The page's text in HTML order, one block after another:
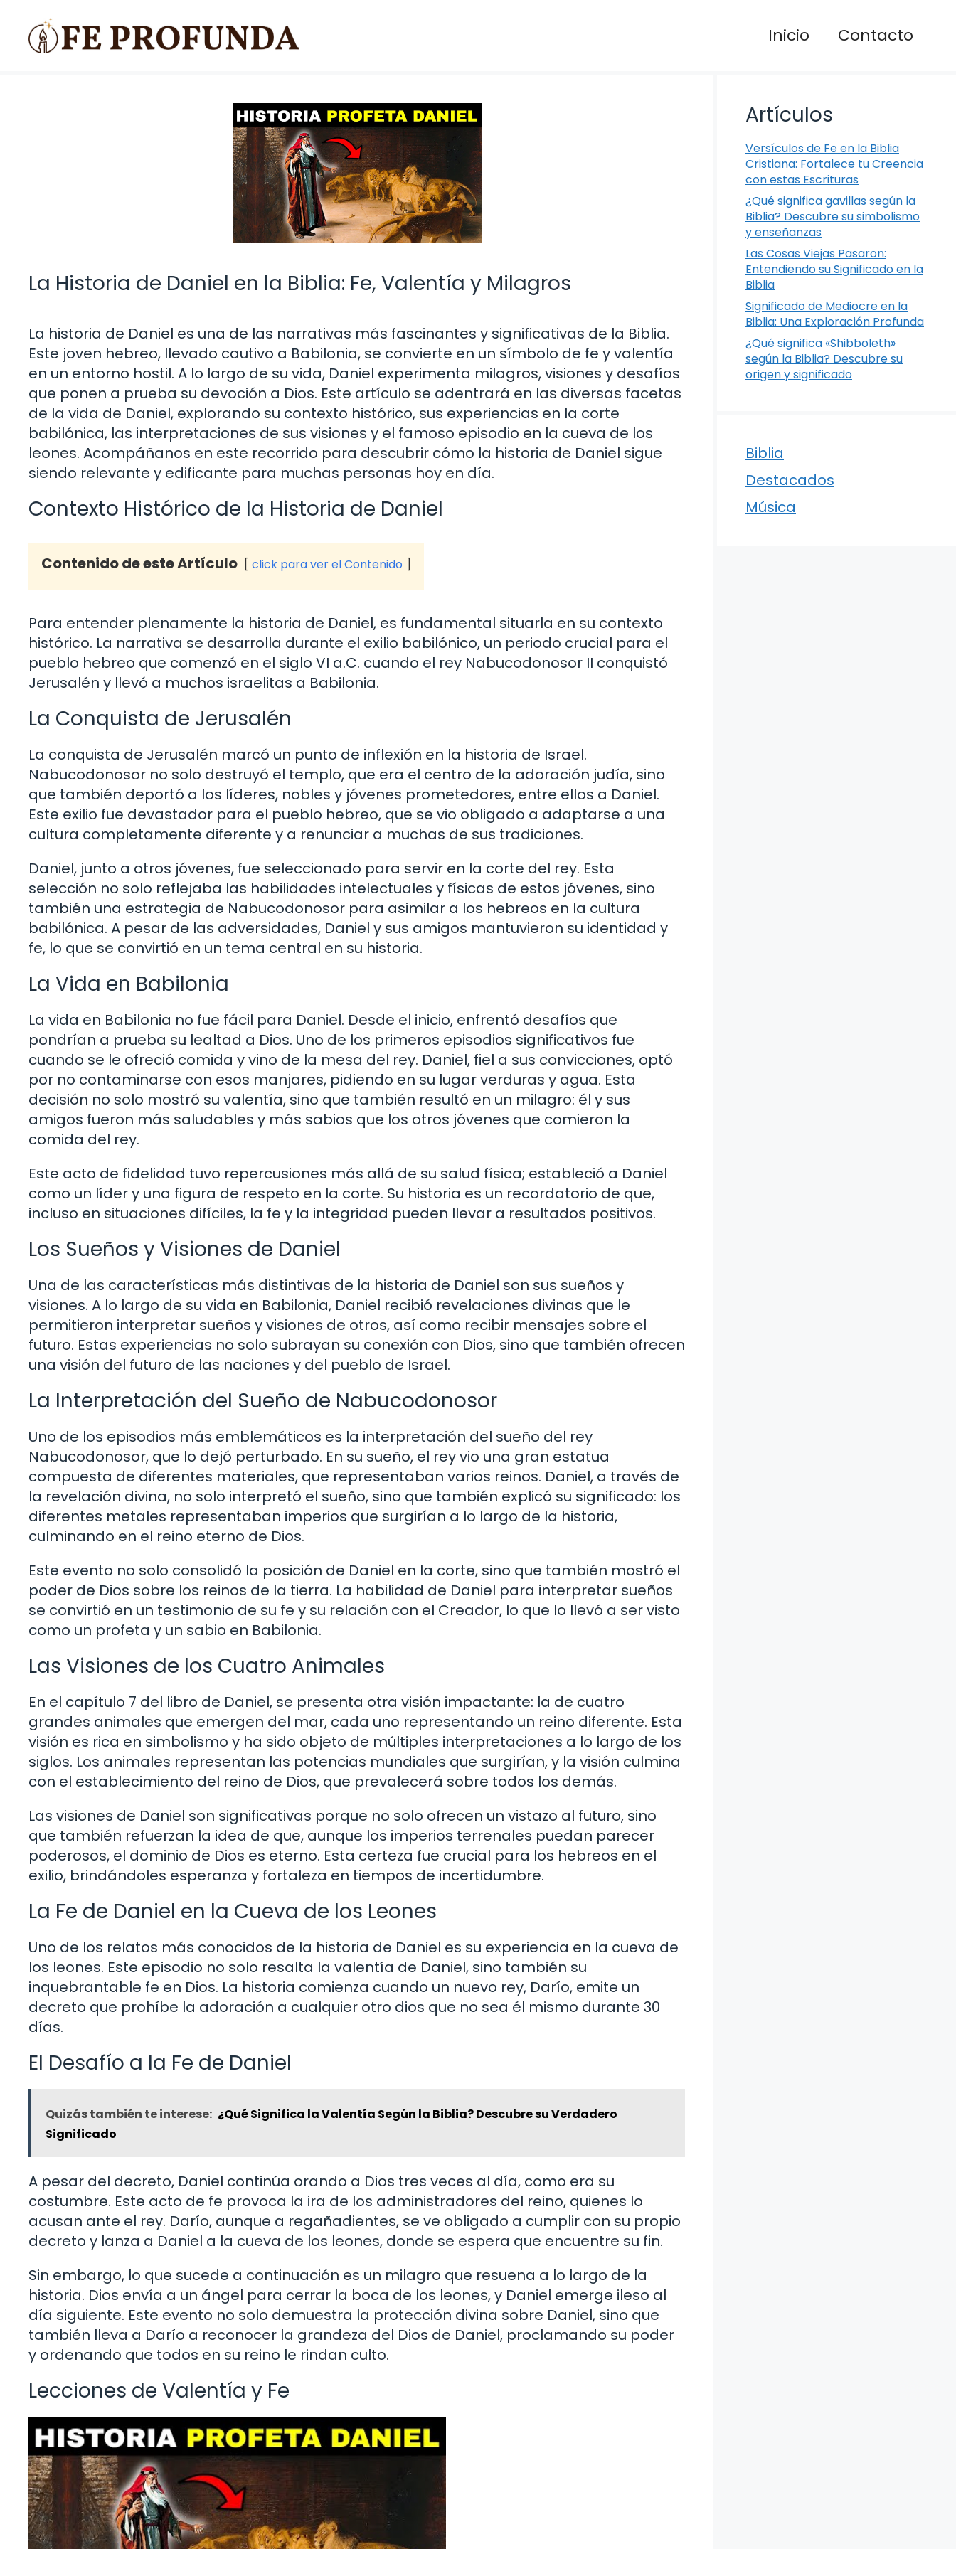
contenido
Inicio Contacto
La Historia de Daniel en la Biblia: Fe, Valentía y Milagros
La historia de Daniel es una de las narrativas más fascinantes y significativas de la Biblia.
Este joven hebreo, llevado cautivo a Babilonia, se convierte en un símbolo de fe y valentía
en un entorno hostil. A lo largo de su vida, Daniel experimenta milagros, visiones y desafíos
que ponen a prueba su devoción a Dios. Este artículo se adentrará en las diversas facetas
de la vida de Daniel, explorando su contexto histórico, sus experiencias en la corte
babilónica, las interpretaciones de sus visiones y el famoso episodio en la cueva de los
leones. Acompáñanos en este recorrido para descubrir cómo la historia de Daniel sigue
siendo relevante y edificante para muchas personas hoy en día.
Contexto Histórico de la Historia de Daniel
Contenido de este Artículo click para ver el Contenido
Para entender plenamente la historia de Daniel, es fundamental situarla en su contexto
histórico. La narrativa se desarrolla durante el exilio babilónico, un periodo crucial para el
pueblo hebreo que comenzó en el siglo VI a.C. cuando el rey Nabucodonosor II conquistó
Jerusalén y llevó a muchos israelitas a Babilonia.
La Conquista de Jerusalén
La conquista de Jerusalén marcó un punto de inflexión en la historia de Israel.
Nabucodonosor no solo destruyó el templo, que era el centro de la adoración judía, sino
que también deportó a los líderes, nobles y jóvenes prometedores, entre ellos a Daniel.
Este exilio fue devastador para el pueblo hebreo, que se vio obligado a adaptarse a una
cultura completamente diferente y a renunciar a muchas de sus tradiciones.
Daniel, junto a otros jóvenes, fue seleccionado para servir en la corte del rey. Esta
selección no solo reflejaba las habilidades intelectuales y físicas de estos jóvenes, sino
también una estrategia de Nabucodonosor para asimilar a los hebreos en la cultura
babilónica. A pesar de las adversidades, Daniel y sus amigos mantuvieron su identidad y
fe, lo que se convirtió en un tema central en su historia.
La Vida en Babilonia
La vida en Babilonia no fue fácil para Daniel. Desde el inicio, enfrentó desafíos que
pondrían a prueba su lealtad a Dios. Uno de los primeros episodios significativos fue
cuando se le ofreció comida y vino de la mesa del rey. Daniel, fiel a sus convicciones, optó
por no contaminarse con esos manjares, pidiendo en su lugar verduras y agua. Esta
decisión no solo mostró su valentía, sino que también resultó en un milagro: él y sus
amigos fueron más saludables y más sabios que los otros jóvenes que comieron la
comida del rey.
Este acto de fidelidad tuvo repercusiones más allá de su salud física; estableció a Daniel
como un líder y una figura de respeto en la corte. Su historia es un recordatorio de que,
incluso en situaciones difíciles, la fe y la integridad pueden llevar a resultados positivos.
Los Sueños y Visiones de Daniel
Una de las características más distintivas de la historia de Daniel son sus sueños y
visiones. A lo largo de su vida en Babilonia, Daniel recibió revelaciones divinas que le
permitieron interpretar sueños y visiones de otros, así como recibir mensajes sobre el
futuro. Estas experiencias no solo subrayan su conexión con Dios, sino que también ofrecen
una visión del futuro de las naciones y del pueblo de Israel.
La Interpretación del Sueño de Nabucodonosor
Uno de los episodios más emblemáticos es la interpretación del sueño del rey
Nabucodonosor, que lo dejó perturbado. En su sueño, el rey vio una gran estatua
compuesta de diferentes materiales, que representaban varios reinos. Daniel, a través de
la revelación divina, no solo interpretó el sueño, sino que también explicó su significado: los
diferentes metales representaban imperios que surgirían a lo largo de la historia,
culminando en el reino eterno de Dios.
Este evento no solo consolidó la posición de Daniel en la corte, sino que también mostró el
poder de Dios sobre los reinos de la tierra. La habilidad de Daniel para interpretar sueños
se convirtió en un testimonio de su fe y su relación con el Creador, lo que lo llevó a ser visto
como un profeta y un sabio en Babilonia.
Las Visiones de los Cuatro Animales
En el capítulo 7 del libro de Daniel, se presenta otra visión impactante: la de cuatro
grandes animales que emergen del mar, cada uno representando un reino diferente. Esta
visión es rica en simbolismo y ha sido objeto de múltiples interpretaciones a lo largo de los
siglos. Los animales representan las potencias mundiales que surgirían, y la visión culmina
con el establecimiento del reino de Dios, que prevalecerá sobre todos los demás.
Las visiones de Daniel son significativas porque no solo ofrecen un vistazo al futuro, sino
que también refuerzan la idea de que, aunque los imperios terrenales puedan parecer
poderosos, el dominio de Dios es eterno. Esta certeza fue crucial para los hebreos en el
exilio, brindándoles esperanza y fortaleza en tiempos de incertidumbre.
La Fe de Daniel en la Cueva de los Leones
Uno de los relatos más conocidos de la historia de Daniel es su experiencia en la cueva de
los leones. Este episodio no solo resalta la valentía de Daniel, sino también su
inquebrantable fe en Dios. La historia comienza cuando un nuevo rey, Darío, emite un
decreto que prohíbe la adoración a cualquier otro dios que no sea él mismo durante 30
días.
El Desafío a la Fe de Daniel
Quizás también te interese: ¿Qué Significa la Valentía Según la Biblia? Descubre su Verdadero
Significado
A pesar del decreto, Daniel continúa orando a Dios tres veces al día, como era su
costumbre. Este acto de fe provoca la ira de los administradores del reino, quienes lo
acusan ante el rey. Darío, aunque a regañadientes, se ve obligado a cumplir con su propio
decreto y lanza a Daniel a la cueva de los leones, donde se espera que encuentre su fin.
Sin embargo, lo que sucede a continuación es un milagro que resuena a lo largo de la
historia. Dios envía a un ángel para cerrar la boca de los leones, y Daniel emerge ileso al
día siguiente. Este evento no solo demuestra la protección divina sobre Daniel, sino que
también lleva a Darío a reconocer la grandeza del Dios de Daniel, proclamando su poder
y ordenando que todos en su reino le rindan culto.
Lecciones de Valentía y Fe
Artículos
Versículos de Fe en la Biblia
Cristiana: Fortalece tu Creencia
con estas Escrituras
¿Qué significa gavillas según la
Biblia? Descubre su simbolismo
y enseñanzas
Las Cosas Viejas Pasaron:
Entendiendo su Significado en la
Biblia
Significado de Mediocre en la
Biblia: Una Exploración Profunda
¿Qué significa «Shibboleth»
según la Biblia? Descubre su
origen y significado
Biblia
Destacados
Música